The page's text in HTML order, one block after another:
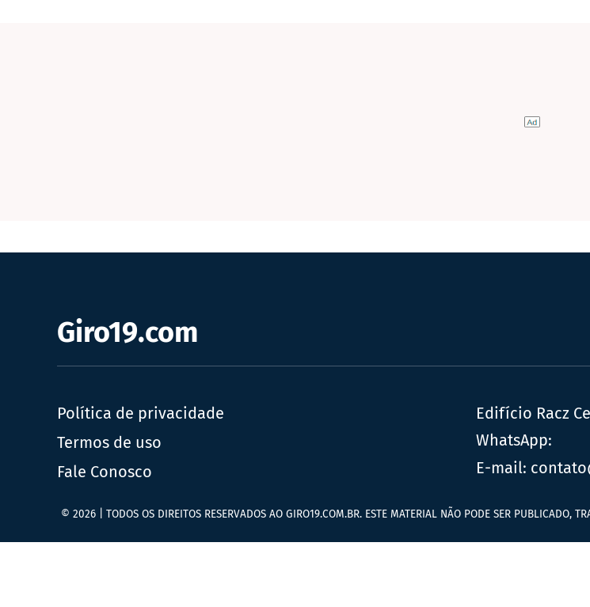
Giro19.com
Política de privacidade
Termos de uso
Fale Conosco
Edifício Racz
WhatsApp:
E-mail:
© 2026 | TODOS OS DIREITOS RESERVADOS AO GIRO19.COM.BR. ESTE MATERIAL NÃO PODE SER PUBLICADO,